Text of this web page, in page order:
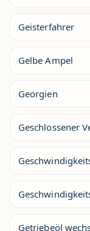
Geisterfahrer
Gelbe Ampel
Georgien
Geschlossener
Getriebeöl